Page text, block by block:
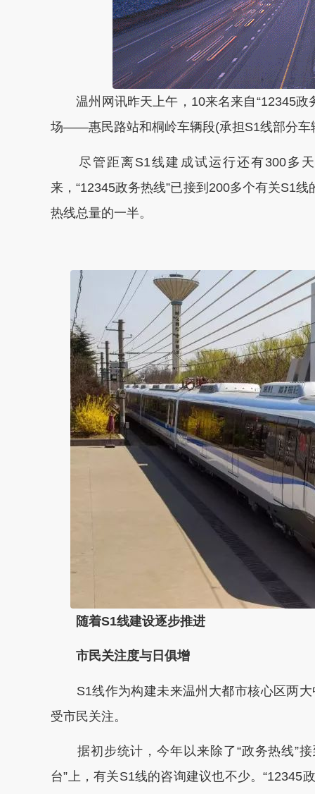
温州网讯昨天上午，10来名来自“12345政
场——惠民路站和桐岭车辆段(承担S1线部分车
尽管距离S1线建成试运行还有300多天
来，“12345政务热线”已接到200多个有关S1
热线总量的一半。
随着S1线建设逐步推进
市民关注度与日俱增
S1线作为构建未来温州大都市核心区两
受市民关注。
据初步统计，今年以来除了“政务热线”接
台”上，有关S1线的咨询建议也不少。“12345